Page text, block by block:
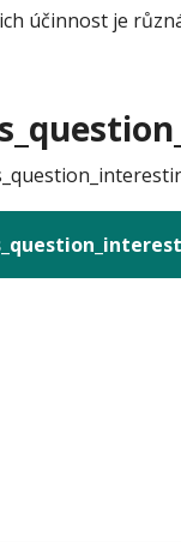
účinnost je